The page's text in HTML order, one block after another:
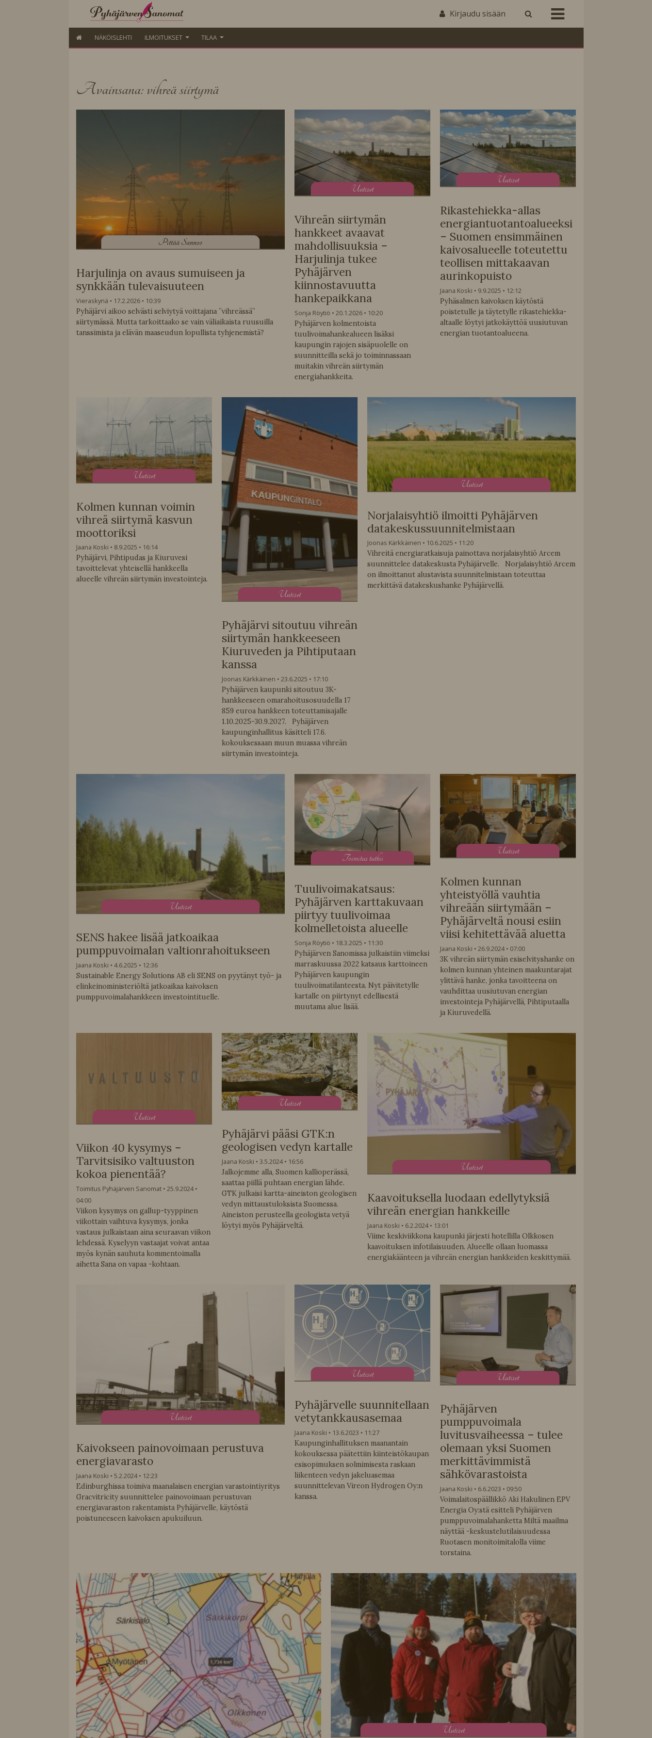
Kirjaudu sisään
NÄKÖISLEHTI ILMOITUKSET TILAA
Avainsana: vihreä siirtymä
Pittää Sannoo
Harjulinja on avaus sumuiseen ja
synkkään tulevaisuuteen
Vieraskynä 17.2.2026
10:39
Pyhäjärvi aikoo selvästi selviytyä voittajana ”vihreässä”
siirtymässä. Mutta tarkoittaako se vain väliaikaista ruusuilla
tanssimista ja elävän maaseudun lopullista tyhjenemistä?
Uutiset
Vihreän siirtymän
hankkeet avaavat
mahdollisuuksia –
Harjulinja tukee
Pyhäjärven
kiinnostavuutta
hankepaikkana
Sonja Röytiö 20.1.2026
10:20
Pyhäjärven kolmentoista
tuulivoimahankealueen lisäksi
kaupungin rajojen sisäpuolelle on
suunnitteilla sekä jo toiminnassaan
muitakin vihreän siirtymän
energiahankkeita.
Uutiset
Rikastehiekka-allas
energiantuotantoalueeksi
– Suomen ensimmäinen
kaivosalueelle toteutettu
teollisen mittakaavan
aurinkopuisto
Jaana Koski 9.9.2025
12:12
Pyhäsalmen kaivoksen käytöstä
poistetulle ja täytetylle rikastehiekka-
altaalle löytyi jatkokäyttöä uusiutuvan
energian tuotantoalueena.
Uutiset
Kolmen kunnan voimin
vihreä siirtymä kasvun
moottoriksi
Jaana Koski 8.9.2025
16:14
Pyhäjärvi, Pihtipudas ja Kiuruvesi
tavoittelevat yhteisellä hankkeella
alueelle vihreän siirtymän investointeja.
Uutiset
Pyhäjärvi sitoutuu vihreän
siirtymän hankkeeseen
Kiuruveden ja Pihtiputaan
kanssa
Joonas Kärkkäinen 23.6.2025
17:10
Pyhäjärven kaupunki sitoutuu 3K-
hankkeeseen omarahoitusosuudella 17
859 euroa hankkeen toteuttamisajalle
1.10.2025-30.9.2027. Pyhäjärven
kaupunginhallitus käsitteli 17.6.
kokouksessaan muun muassa vihreän
siirtymän investointeja.
Uutiset
Norjalaisyhtiö ilmoitti Pyhäjärven
datakeskussuunnitelmistaan
Joonas Kärkkäinen 10.6.2025
11:20
Vihreitä energiaratkaisuja painottava norjalaisyhtiö Arcem
suunnittelee datakeskusta Pyhäjärvelle. Norjalaisyhtiö Arcem
on ilmoittanut alustavista suunnitelmistaan toteuttaa
merkittävä datakeskushanke Pyhäjärvellä.
Uutiset
SENS hakee lisää jatkoaikaa
pumppuvoimalan valtionrahoitukseen
Jaana Koski 4.6.2025
12:36
Sustainable Energy Solutions AB eli SENS on pyytänyt työ- ja
elinkeinoministeriöltä jatkoaikaa kaivoksen
pumppuvoimalahankkeen investointituelle.
Toimitus tutkii
Tuulivoimakatsaus:
Pyhäjärven karttakuvaan
piirtyy tuulivoimaa
kolmelletoista alueelle
Sonja Röytiö 18.3.2025
11:30
Pyhäjärven Sanomissa julkaistiin viimeksi
marraskuussa 2022 katsaus karttoineen
Pyhäjärven kaupungin
tuulivoimatilanteesta. Nyt päivitetylle
kartalle on piirtynyt edellisestä
muutama alue lisää.
Uutiset
Kolmen kunnan
yhteistyöllä vauhtia
vihreään siirtymään –
Pyhäjärveltä nousi esiin
viisi kehitettävää aluetta
Jaana Koski 26.9.2024
07:00
3K vihreän siirtymän esiselvityshanke on
kolmen kunnan yhteinen maakuntarajat
ylittävä hanke, jonka tavoitteena on
vauhdittaa uusiutuvan energian
investointeja Pyhäjärvellä, Pihtiputaalla
ja Kiuruvedellä.
Uutiset
Viikon 40 kysymys –
Tarvitsisiko valtuuston
kokoa pienentää?
Toimitus Pyhäjärven Sanomat
25.9.2024
04:00
Viikon kysymys on gallup-tyyppinen
viikottain vaihtuva kysymys, jonka
vastaus julkaistaan aina seuraavan viikon
lehdessä. Kyselyyn vastaajat voivat antaa
myös kynän sauhuta kommentoimalla
aihetta Sana on vapaa -kohtaan.
Uutiset
Pyhäjärvi pääsi GTK:n
geologisen vedyn kartalle
Jaana Koski 3.5.2024
16:56
Jalkojemme alla, Suomen kallioperässä,
saattaa piillä puhtaan energian lähde.
GTK julkaisi kartta-aineiston geologisen
vedyn mittaustuloksista Suomessa.
Aineiston perusteella geologista vetyä
löytyi myös Pyhäjärveltä.
Uutiset
Kaavoituksella luodaan edellytyksiä
vihreän energian hankkeille
Jaana Koski 6.2.2024
13:01
Viime keskiviikkona kaupunki järjesti hotellilla Olkkosen
kaavoituksen infotilaisuuden. Alueelle ollaan luomassa
energiakäänteen ja vihreän energian hankkeiden keskittymää.
Uutiset
Kaivokseen painovoimaan perustuva
energiavarasto
Jaana Koski 5.2.2024
12:23
Edinburghissa toimiva maanalaisen energian varastointiyritys
Gracvitricity suunnittelee painovoimaan perustuvan
energiavaraston rakentamista Pyhäjärvelle, käytöstä
poistuneeseen kaivoksen apukuiluun.
Uutiset
Pyhäjärvelle suunnitellaan
vetytankkausasemaa
Jaana Koski 13.6.2023
11:27
Kaupunginhallituksen maanantain
kokouksessa päätettiin kiinteistökaupan
esisopimuksen solmimisesta raskaan
liikenteen vedyn jakeluasemaa
suunnittelevan Vireon Hydrogen Oy:n
kanssa.
Uutiset
Pyhäjärven
pumppuvoimala
luvitusvaiheessa – tulee
olemaan yksi Suomen
merkittävimmistä
sähkövarastoista
Jaana Koski 6.6.2023
09:50
Voimalaitospäällikkö Aki Hakulinen EPV
Energia Oy:stä esitteli Pyhäjärven
pumppuvoimalahanketta Miltä maailma
näyttää -keskustelutilaisuudessa
Ruotasen monitoimitalolla viime
torstaina.
Uutiset